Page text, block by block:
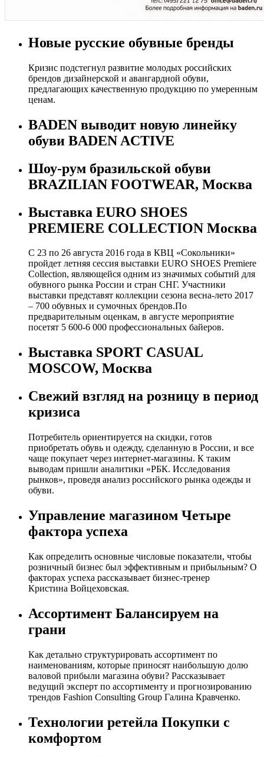
Новые русские обувные бренды
Кризис подстегнул развитие молодых российских
брендов дизайнерской и авангардной обуви,
предлагающих качественную продукцию по умеренным
ценам.
BADEN выводит новую линейку
обуви BADEN ACTIVE
Шоу-рум бразильской обуви
BRAZILIAN FOOTWEAR, Москва
Выставка EURO SHOES
PREMIERE COLLECTION Москва
С 23 по 26 августа 2016 года в КВЦ «Сокольники»
пройдет летняя сессия выставки EURO SHOES Premiere
Collection, являющейся одним из значимых событий для
обувного рынка России и стран СНГ. Участники
выставки представят коллекции сезона весна-лето 2017
– 700 обувных и сумочных брендов.По
предварительным оценкам, в августе мероприятие
посетят 5 600-6 000 профессиональных байеров.
Выставка SPORT CASUAL
MOSCOW, Москва
Свежий взгляд на розницу в период
кризиса
Потребитель ориентируется на скидки, готов
приобретать обувь и одежду, сделанную в России, и все
чаще покупает через интернет-магазины. К таким
выводам пришли аналитики «РБК. Исследования
рынков», проведя анализ российского рынка одежды и
обуви.
Управление магазином Четыре
фактора успеха
Как определить основные числовые показатели, чтобы
розничный бизнес был эффективным и прибыльным? О
факторах успеха рассказывает бизнес-тренер
Кристина Войцеховская.
Ассортимент Балансируем на
грани
Как детально структурировать ассортимент по
наименованиям, которые приносят наибольшую долю
валовой прибыли магазина обуви? Рассказывает
ведущий эксперт по ассортименту и прогнозированию
трендов Fashion Consulting Group Галина Кравченко.
Технологии ретейла Покупки с
комфортом